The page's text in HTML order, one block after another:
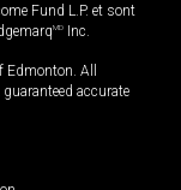
Fund L.P. et sont
MD Inc.
All
accurate